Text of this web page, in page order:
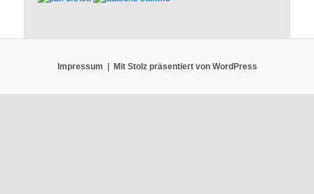
Impressum Mit Stolz präsentiert von WordPress